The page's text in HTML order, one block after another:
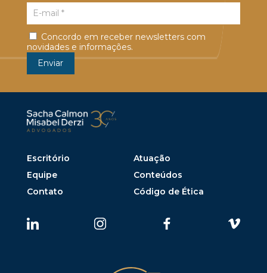
Concordo em receber newsletters com
novidades e informações.
Escritório
Atuação
Equipe
Conteúdos
Contato
Código de Ética